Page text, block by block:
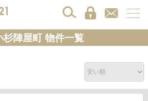
杉陣屋町 物件一覧